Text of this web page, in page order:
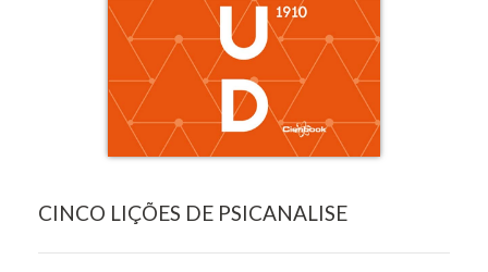
CINCO LIÇÕES DE PSICANALISE